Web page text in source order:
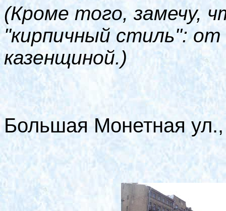
(Кроме того, замечу,
"кирпичный стиль":
казенщиной.)
Большая Монетная